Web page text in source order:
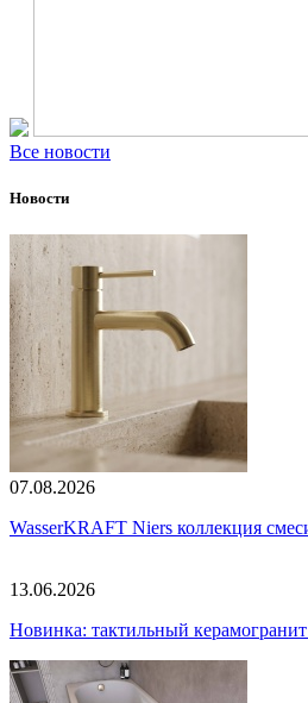
Все новости
Новости
07.08.2026
WasserKRAFT Niers коллекция
13.06.2026
Новинка: тактильный